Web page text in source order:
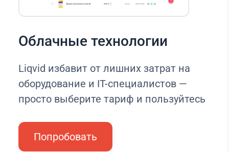
Облачные технологии
Liqvid избавит от лишних затрат на
оборудование и IT-специалистов —
просто выберите тариф и пользуйтесь
Попробовать